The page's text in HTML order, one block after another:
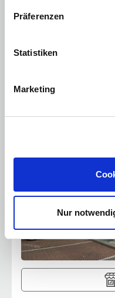
Präferenzen
Statistiken
Marketing
Nur
Erfurt (Nord)
Mo. - Fr.: